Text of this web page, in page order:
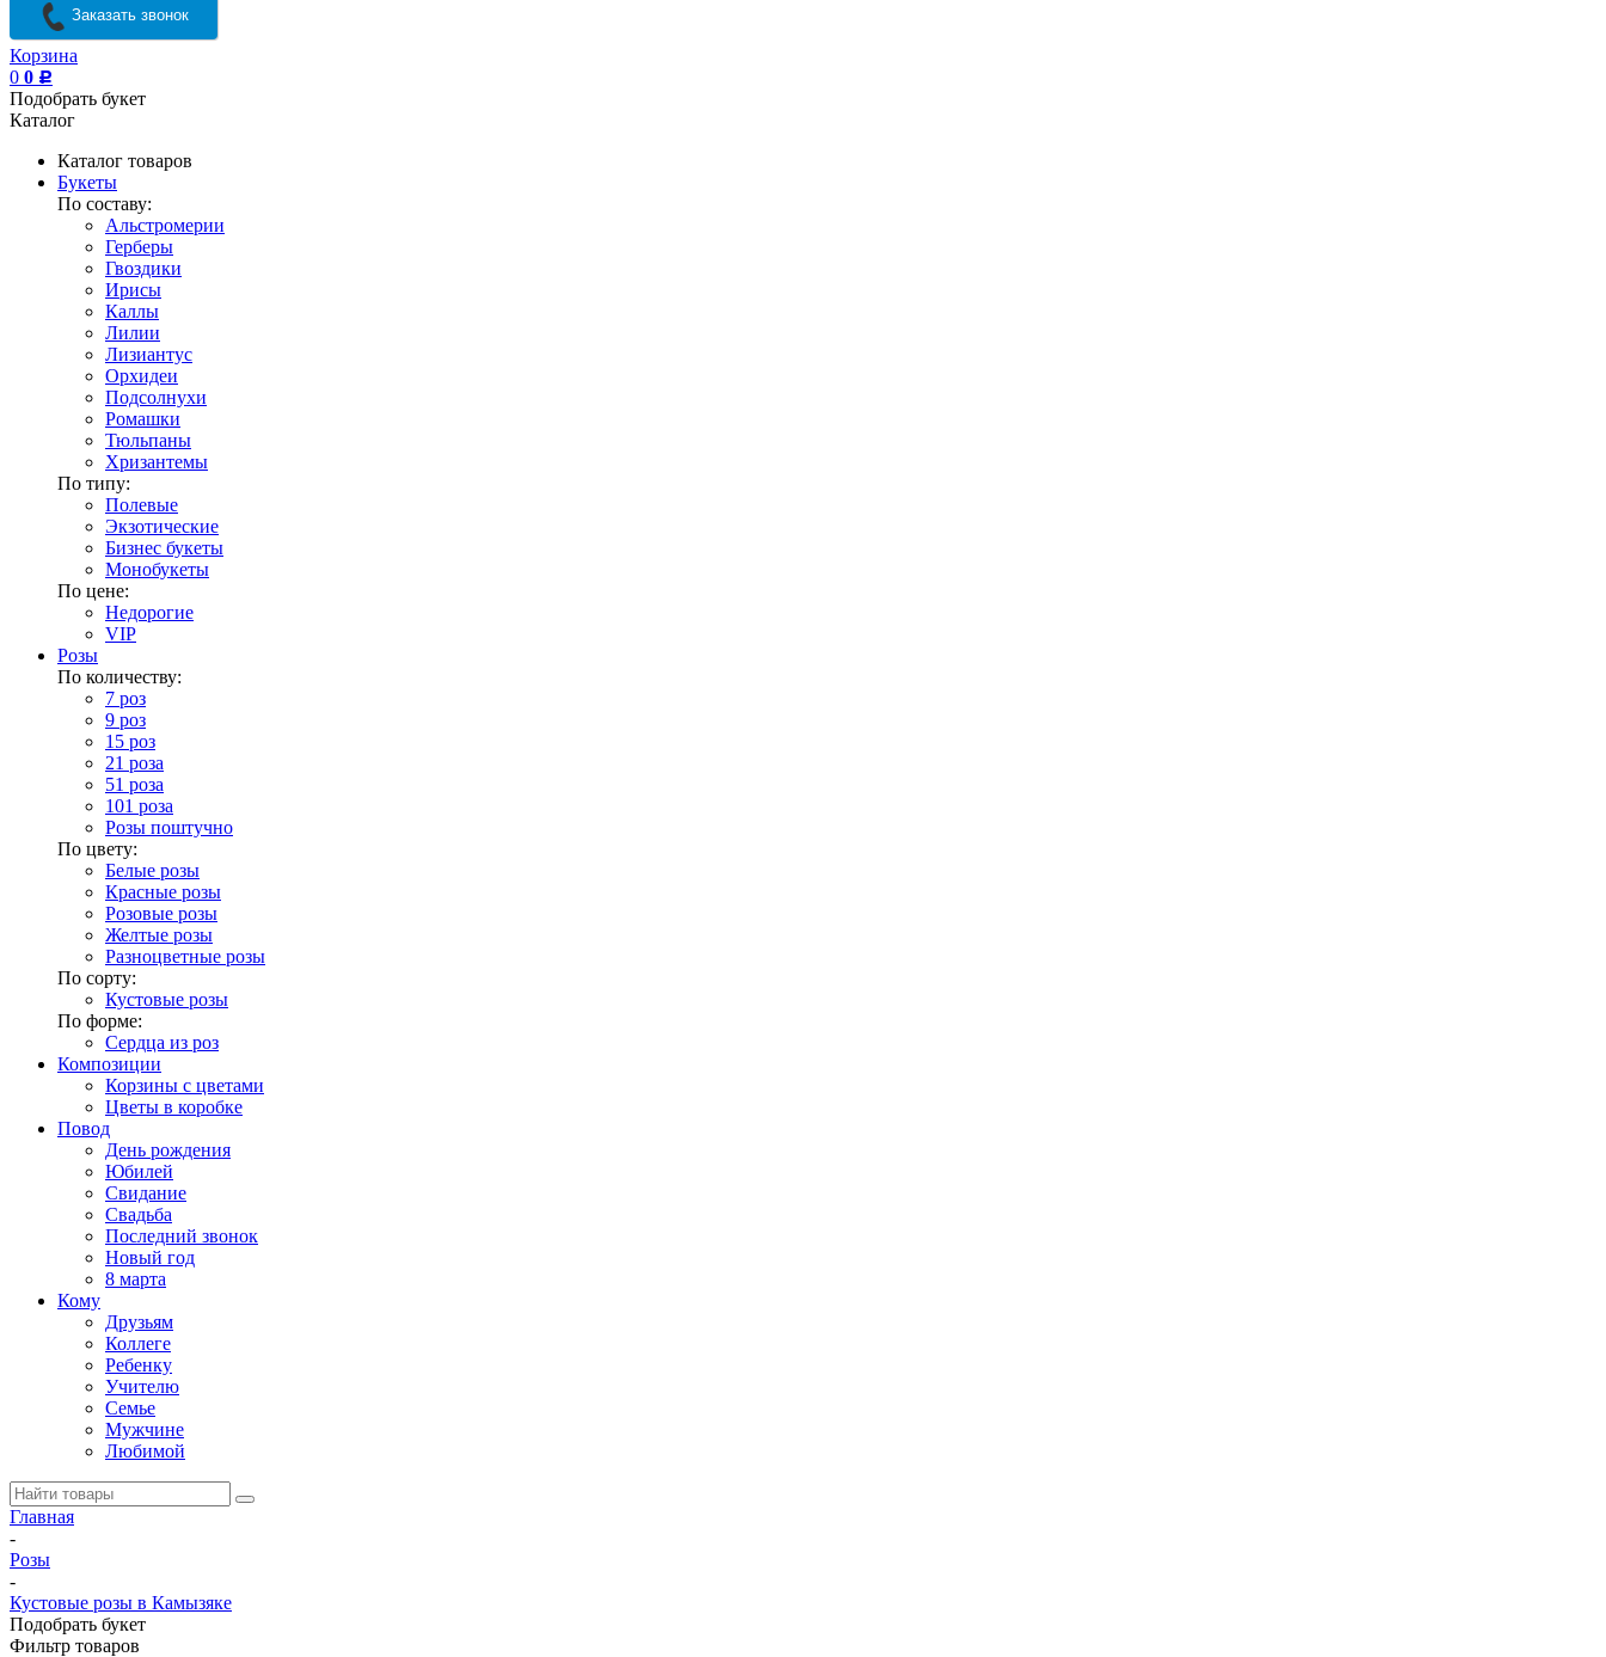
Заказать звонок
Корзина
0 0 Р
Подобрать букет
Каталог
Каталог товаров
Букеты
По составу:
Альстромерии
Герберы
Гвоздики
Ирисы
Каллы
Лилии
Лизиантус
Орхидеи
Подсолнухи
Ромашки
Тюльпаны
Хризантемы
По типу:
Полевые
Экзотические
Бизнес букеты
Монобукеты
По цене:
Недорогие
VIP
Розы
По количеству:
7 роз
9 роз
15 роз
21 роза
51 роза
101 роза
Розы поштучно
По цвету:
Белые розы
Красные розы
Розовые розы
Желтые розы
Разноцветные розы
По сорту:
Кустовые розы
По форме:
Сердца из роз
Композиции
Корзины с цветами
Цветы в коробке
Повод
День рождения
Юбилей
Свидание
Свадьба
Последний звонок
Новый год
8 марта
Кому
Друзьям
Коллеге
Ребенку
Учителю
Семье
Мужчине
Любимой
Главная
-
Розы
-
Кустовые розы в Камызяке
Подобрать букет
Фильтр товаров